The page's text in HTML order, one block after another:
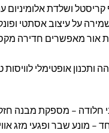
קריסטל ושלדת
על עיצוב אסתטי
עם 90% העברת אור מאפשרים
ותכנון אופטימלי
חלודה – מספקת מבנה חזק
– מונע שבר ופגעי מזג